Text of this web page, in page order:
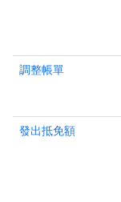
調整帳單
發出抵免額